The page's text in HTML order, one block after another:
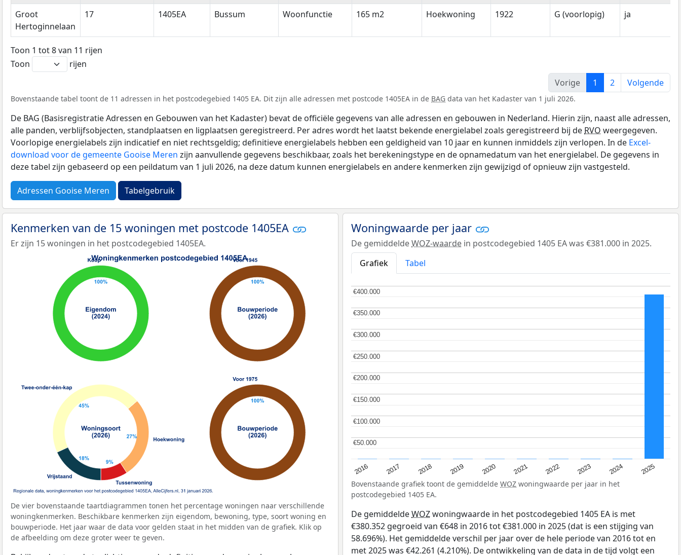
Groot
Hertoginnelaan
17 1405EA Bussum Woonfunctie 165 m2 Hoekwoning 1922 G (voorlopig) ja
Toon 1 tot 8 van 11 rijen
Toon
rijen
Vorige
1 2 Volgende
Bovenstaande tabel toont de 11 adressen in het postcodegebied 1405 EA. Dit zijn alle adressen met postcode 1405EA in de BAG data van het Kadaster van 1 juli 2026.
De BAG (Basisregistratie Adressen en Gebouwen van het Kadaster) bevat de officiële gegevens van alle adressen en gebouwen in Nederland. Hierin zijn, naast alle adressen,
alle panden, verblijfsobjecten, standplaatsen en ligplaatsen geregistreerd. Per adres wordt het laatst bekende energielabel zoals geregistreerd bij de RVO weergegeven.
Voorlopige energielabels zijn indicatief en niet rechtsgeldig; definitieve energielabels hebben een geldigheid van 10 jaar en kunnen inmiddels zijn verlopen. In de Excel-
download voor de gemeente Gooise Meren zijn aanvullende gegevens beschikbaar, zoals het berekeningstype en de opnamedatum van het energielabel. De gegevens in
deze tabel zijn gebaseerd op een peildatum van 1 juli 2026, na deze datum kunnen energielabels en andere kenmerken zijn gewijzigd of opnieuw zijn vastgesteld.
Adressen Gooise Meren Tabelgebruik
Kenmerken van de 15 woningen met postcode 1405EA
Er zijn 15 woningen in het postcodegebied 1405EA.
De vier bovenstaande taartdiagrammen tonen het percentage woningen naar verschillende
woningkenmerken. Beschikbare kenmerken zijn eigendom, bewoning, type, soort woning en
bouwperiode. Het jaar waar de data voor gelden staat in het midden van de grafiek. Klik op
de afbeelding om deze groter weer te geven.
Woningwaarde per jaar
De gemiddeldeWOZ-waarde in postcodegebied 1405 EA was €381.000 in 2025.
Grafiek
Tabel
2016 2017 2018 2019 2020 2021 2022 2023 2024 2025
€50.000
€50.000
€100.000
€100.000
€150.000
€150.000
€200.000
€200.000
€250.000
€250.000
€300.000
€300.000
€350.000
€350.000
€400.000
€400.000
Bovenstaande grafiek toont de gemiddelde WOZ woningwaarde per jaar in het
postcodegebied 1405 EA.
De gemiddeldeWOZwoningwaarde in het postcodegebied 1405 EA is met
€380.352 gegroeid van €648 in 2016 tot €381.000 in 2025 (dat is een stijging van
58.696%). Het gemiddelde verschil per jaar over de hele periode van 2016 tot en
met 2025 was €42.261 (4.210%). De ontwikkeling van de data in de tijd volgt een